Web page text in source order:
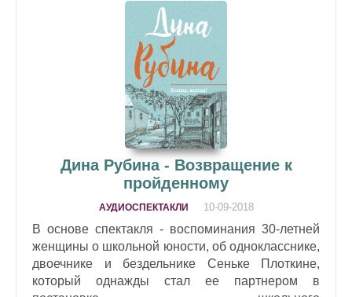
Дина Рубина - Возвращение к
пройденному
АУДИОСПЕКТАКЛИ 10-09-2018
В основе спектакля - воспоминания 30-летней
женщины о школьной юности, об однокласснике,
двоечнике и бездельнике Сеньке Плоткине,
который однажды стал ее партнером в